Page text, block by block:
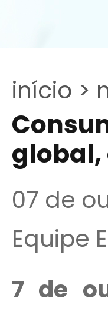
início >
global,
07 de
Equipe
7 de